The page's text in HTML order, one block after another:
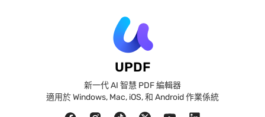
UPDF
新一代 AI 智慧 PDF 編輯器
適用於 Windows, Mac, iOS, 和 Android 作業係統